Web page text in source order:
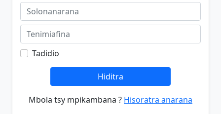
Tadidio
Hiditra
Mbola tsy mpikambana ? Hisoratra anarana